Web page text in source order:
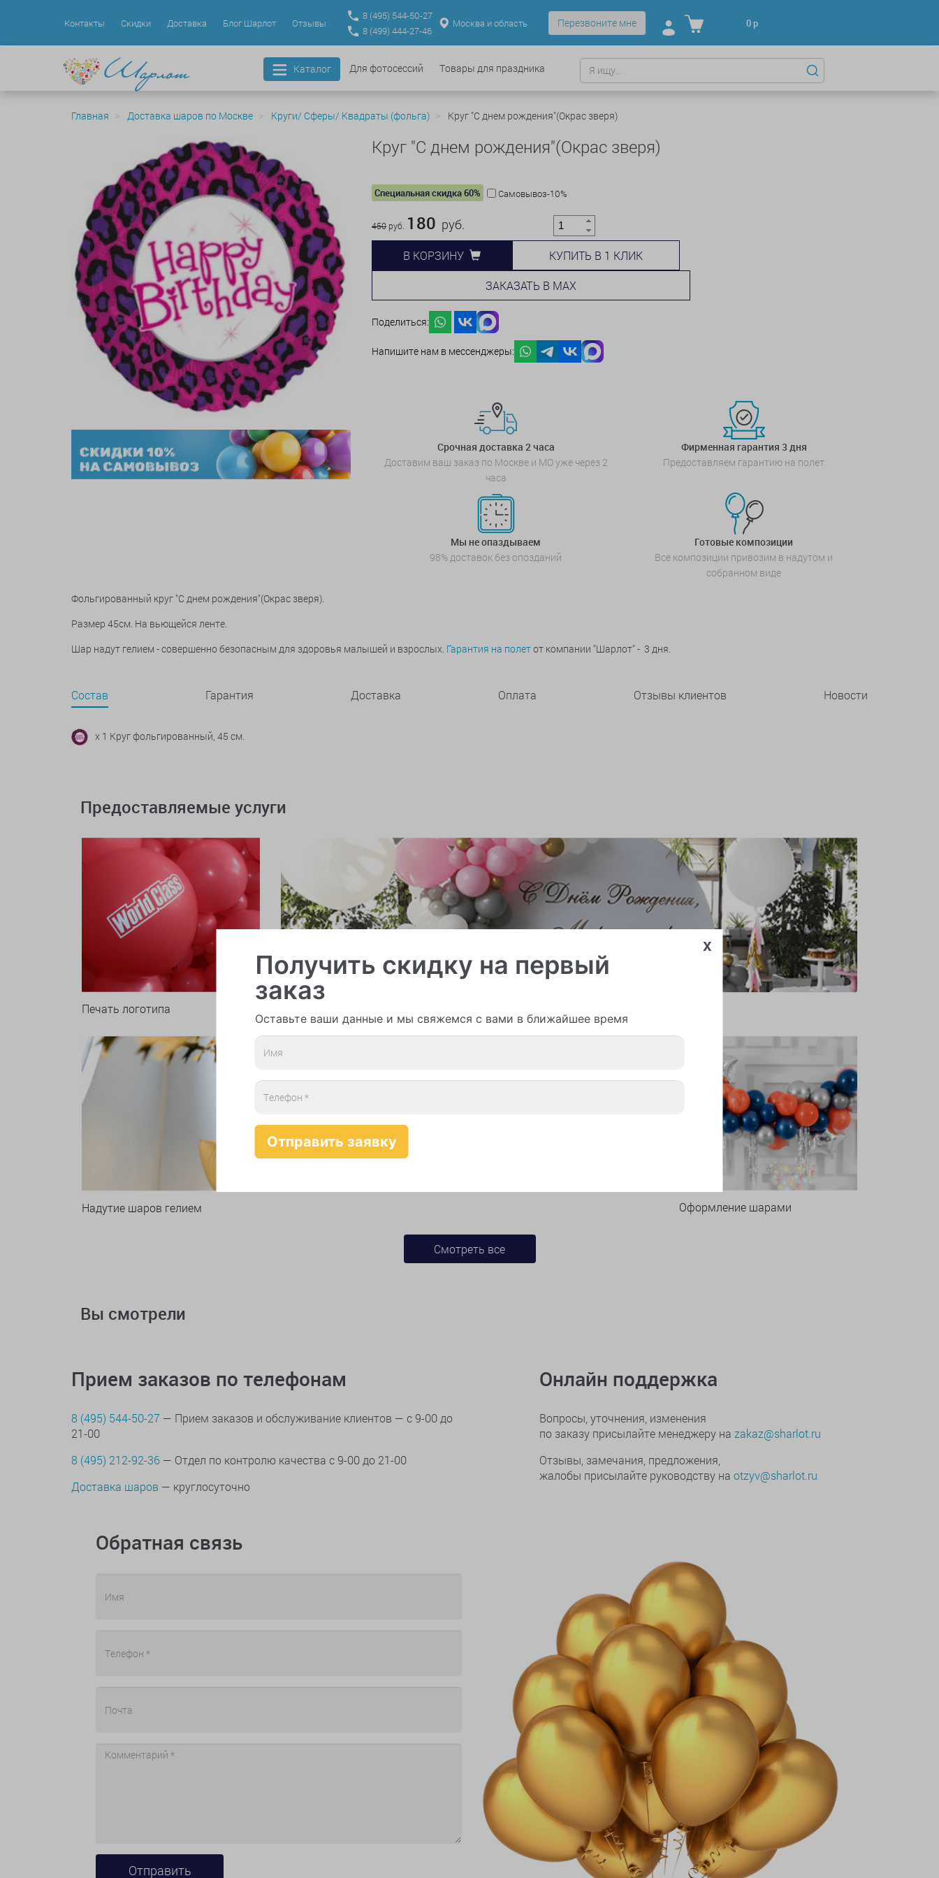
Контакты Скидки Доставка Блог Шарлот Отзывы
8 (495) 544-50-27
8 (499) 444-27-46
Москва и область Перезвоните мне 0р
Каталог Для фотосессий Товары для праздника
Главная Доставка шаров по Москве Круги/ Сферы/ Квадраты (фольга) Круг "С днем рождения"(Окрас зверя)
Круг "С днем рождения"(Окрас зверя)
Специальная скидка 60% Самовывоз-10%
450 руб. 180 руб.
В КОРЗИНУ КУПИТЬ В 1 КЛИК
ЗАКАЗАТЬ В MAX
Поделиться:
Напишите нам в мессенджеры:
Срочная доставка 2 часа
Доставим ваш заказ по Москве и МО уже через 2
часа
Фирменная гарантия 3 дня
Предоставляем гарантию на полет
Мы не опаздываем
98% доставок без опозданий
Готовые композиции
Все композиции привозим в надутом и
собранном виде
Фольгированный круг "С днем рождения"(Окрас зверя).
Размер 45см. На вьющейся ленте.
Шар надут гелием - совершенно безопасным для здоровья малышей и взрослых. Гарантия на полетот компании "Шарлот" - 3 дня.
Состав Гарантия Доставка Оплата Отзывы клиентов Новости
x 1 Круг фольгированный, 45 см.
Предоставляемые услуги
Печать логотипа
Надутие шаров гелием Оформление шарами
Смотреть все
Вы смотрели
Прием заказов по телефонам
8 (495) 544-50-27 — Прием заказов и обслуживание клиентов — с 9-00 до
21-00
8 (495) 212-92-36 — Отдел по контролю качества с 9-00 до 21-00
Доставка шаров — круглосуточно
Онлайн поддержка
Вопросы, уточнения, изменения
по заказу присылайте менеджеру на zakaz@sharlot.ru
Отзывы, замечания, предложения,
жалобы присылайте руководству на otzyv@sharlot.ru
Обратная связь
x
Получить скидку на первый
заказ
Оставьте ваши данные и мы свяжемся с вами в ближайшее время